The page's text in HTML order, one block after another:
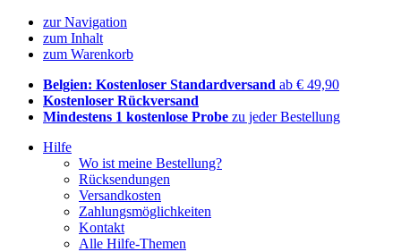
zur Navigation
zum Inhalt
zum Warenkorb
Belgien: Kostenloser Standardversand ab € 49,90
Kostenloser Rückversand
Mindestens 1 kostenlose Probe zu jeder Bestellung
Hilfe
Wo ist meine Bestellung?
Rücksendungen
Versandkosten
Zahlungsmöglichkeiten
Kontakt
Alle Hilfe-Themen